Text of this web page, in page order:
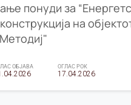
понуди за
на
ОБЈАВА ОГЛАС РОК
17.04.2026